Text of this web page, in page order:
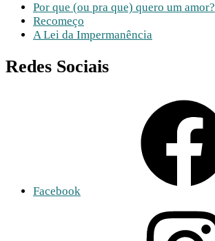
Por que (ou pra que) quero um amor?
Recomeço
A Lei da Impermanência
Redes Sociais
Facebook